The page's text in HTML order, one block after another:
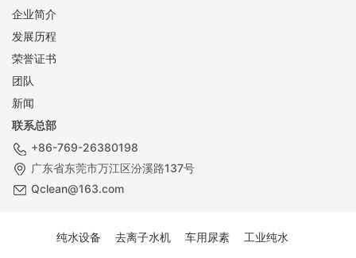
企业简介
发展历程
荣誉证书
团队
新闻
联系总部
+86-769-26380198
广东省东莞市万江区汾溪路137号
Qclean@163.com
纯水设备 去离子水机 车用尿素 工业纯水